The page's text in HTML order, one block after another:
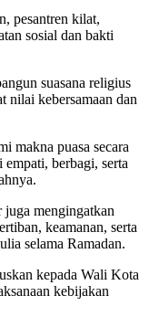
pesantren kilat,
sosial dan bakti
suasana religius
nilai kebersamaan dan
makna puasa secara
berbagi, serta
mengingatkan
keamanan, serta
selama Ramadan.
kepada Wali Kota
kebijakan